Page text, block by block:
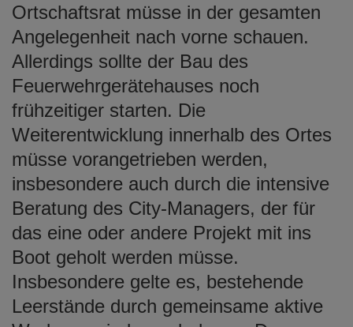
Ortschaftsrat müsse in der gesamten
Angelegenheit nach vorne schauen.
Allerdings sollte der Bau des
Feuerwehrgerätehauses noch
frühzeitiger starten. Die
Weiterentwicklung innerhalb des Ortes
müsse vorangetrieben werden,
insbesondere auch durch die intensive
Beratung des City-Managers, der für
das eine oder andere Projekt mit ins
Boot geholt werden müsse.
Insbesondere gelte es, bestehende
Leerstände durch gemeinsame aktive